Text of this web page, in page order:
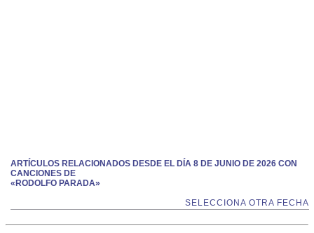
ARTÍCULOS RELACIONADOS DESDE EL DÍA 8 DE JUNIO DE 2026 CON
CANCIONES DE
«RODOLFO PARADA»
SELECCIONA OTRA FECHA